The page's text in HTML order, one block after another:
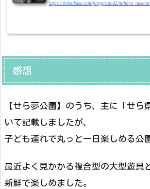
https://dokoikuko.com/playground2/
感想
【せら夢公園】のうち、主に「せら
いて記載しましたが、
子ども連れで丸っと一日楽しめる公
最近よく見かかる複合型の大型遊具
新鮮で楽しめました。